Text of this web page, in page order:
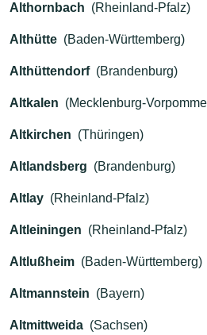
Althornbach (Rheinland-Pfalz)
Althütte (Baden-Württemberg)
Althüttendorf (Brandenburg)
Altkalen (Mecklenburg-
Altkirchen (Thüringen)
Altlandsberg (Brandenburg)
Altlay (Rheinland-Pfalz)
Altleiningen (Rheinland-Pfalz)
Altlußheim (Baden-Württemberg)
Altmannstein (Bayern)
Altmittweida (Sachsen)